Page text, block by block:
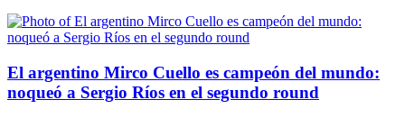
El argentino Mirco Cuello es campeón del mundo:
noqueó a Sergio Ríos en el segundo round